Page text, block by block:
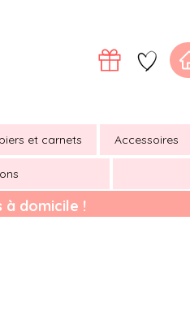
et carnets Accessoires
domicile !